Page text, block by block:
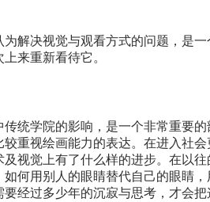
解决视觉与观看方式的问题，是
来重新看待它。
统学院的影响，是一个非常重要
重视绘画能力的表达。在进入社
视觉上有了什么样的进步。在
何用别人的眼睛替代自己的眼睛
经过多少年的沉寂与思考，才会